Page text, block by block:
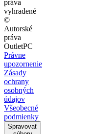
práva
vyhradené
©
Autorské
práva
OutletPC
Právne
upozornenie
Zásady
ochrany
osobných
údajov
Všeobecné
podmienky
Spravovať